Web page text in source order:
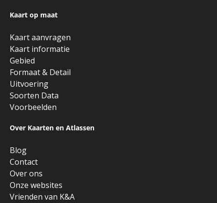
Kaart op maat
Kaart aanvragen
Kaart informatie
Gebied
Formaat & Detail
Uitvoering
Soorten Data
Voorbeelden
Over Kaarten en Atlassen
Blog
Contact
Over ons
Onze websites
Vrienden van K&A